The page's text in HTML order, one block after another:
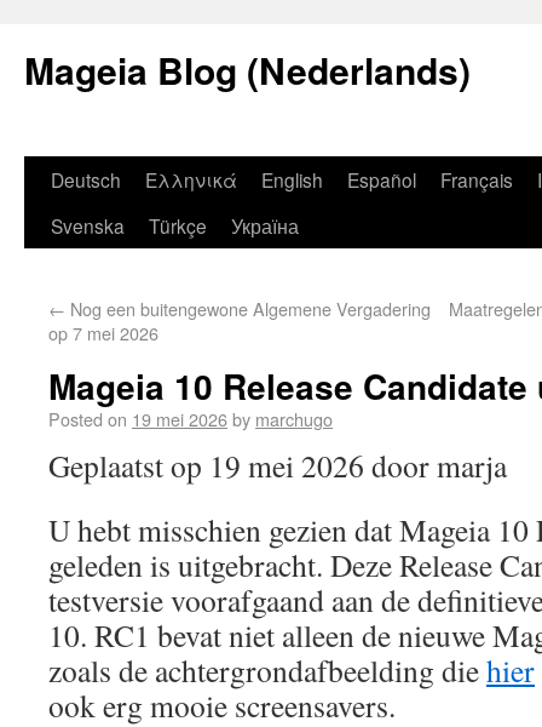
Mageia Blog (Nederlands)
Deutsch Ελληνικά English Español Français
Svenska
Türkçe Україна
← Nog een buitengewone Algemene Vergadering
op 7 mei 2026
Mageia 10 Release
Posted on 19 mei 2026by marchugo
Geplaatst op 19 mei 2026 door marja
U hebt misschien gezien dat Mageia 10
geleden is uitgebracht. Deze Release
testversie voorafgaand aan de
10. RC1 bevat niet alleen de nieuwe
zoals de achtergrondafbeelding diehier
ook erg mooie screensavers.